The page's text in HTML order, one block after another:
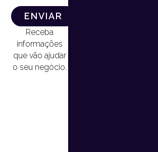
ENVIAR
Receba
informações
que vão ajudar
o seu negócio.